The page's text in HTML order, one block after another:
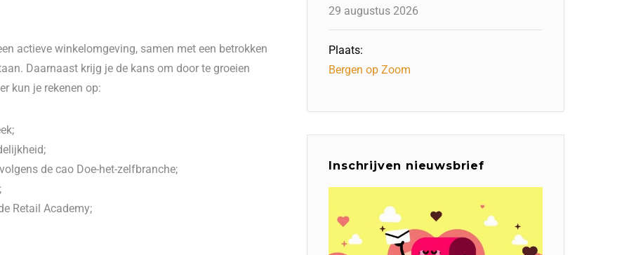
actieve winkelomgeving, samen met een betrokken
Daarnaast krijg je de kans om door te groeien
kun je rekenen op:
de cao Doe-het-zelfbranche;
Retail Academy;
29 augustus 2026
Plaats:
Bergen op Zoom
Inschrijven nieuwsbrief